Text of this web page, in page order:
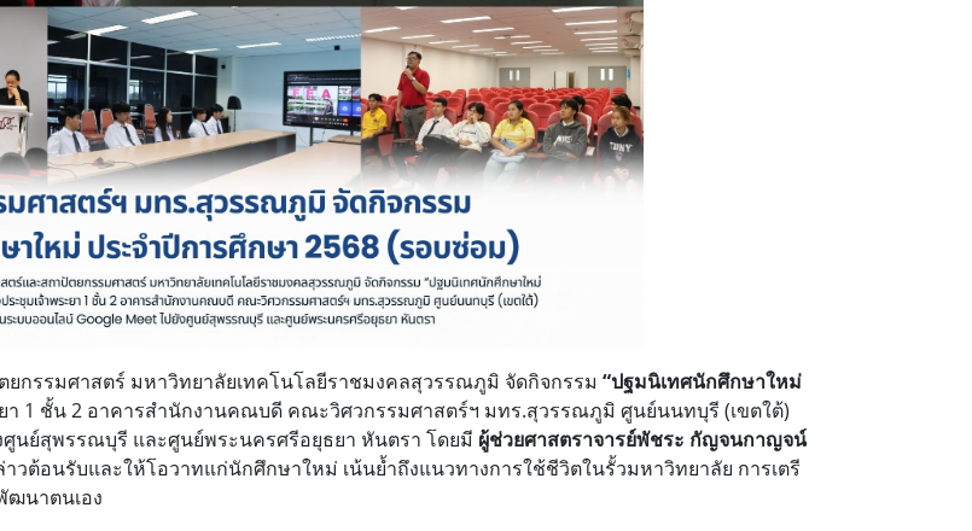
กรรมศาสตร์ มหาวิทยาลัยเทคโนโลยีราชมงคลสุวรรณภูมิ จัดกิจกรรม “ปฐมนิเทศนักศึกษาใหม่
า 1 ชั้น 2 อาคารสำนักงานคณบดี คณะวิศวกรรมศาสตร์ฯ มทร.สุวรรณภูมิ ศูนย์นนทบุรี (เขตใต้)
นย์สุพรรณบุรี และศูนย์พระนครศรีอยุธยา หันตรา โดยมี ผู้ช่วยศาสตราจารย์พัชระ กัญจนกาญจน์
ต้อนรับและให้โอวาทแก่นักศึกษาใหม่ เน้นย้ำถึงแนวทางการใช้ชีวิตในรั้วมหาวิทยาลัย การเตรี
ฒนาตนเอง